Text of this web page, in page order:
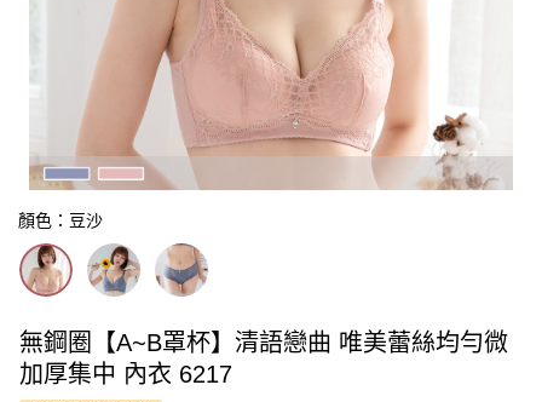
顏色：豆沙
無鋼圈【A~B罩杯】清語戀曲 唯美蕾絲均勻微
加厚集中 內衣 6217